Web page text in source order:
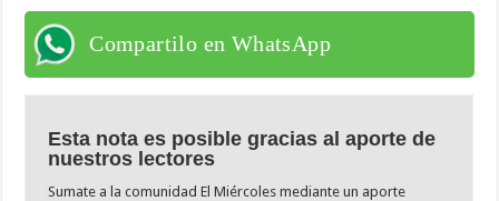
Compartilo en WhatsApp
Esta nota es posible gracias al aporte de
nuestros lectores
Sumate a la comunidad El Miércoles mediante un aporte